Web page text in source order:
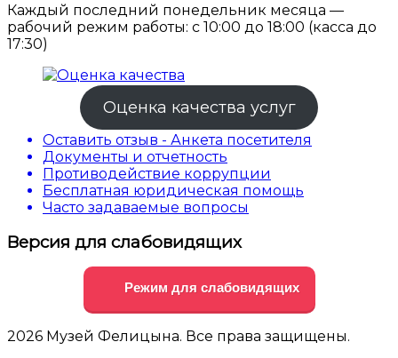
Каждый последний понедельник месяца —
рабочий режим работы: с 10:00 до 18:00 (касса до
17:30)
Оценка качества услуг
Оставить отзыв - Анкета посетителя
Документы и отчетность
Противодействие коррупции
Бесплатная юридическая помощь
Часто задаваемые вопросы
Версия для слабовидящих
Режим для слабовидящих
2026 Музей Фелицына. Все права защищены.